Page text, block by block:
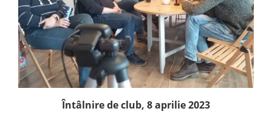
Întâlnire de club, 8 aprilie 2023